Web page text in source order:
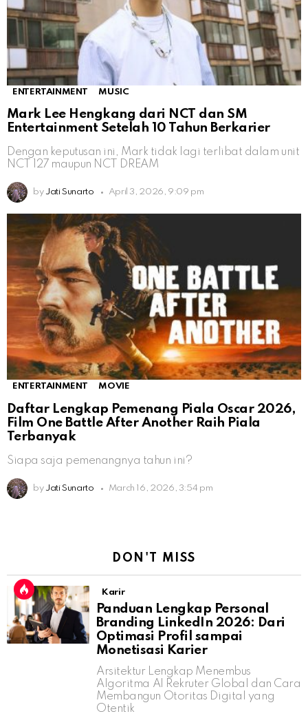
ENTERTAINMENT MUSIC
Mark Lee Hengkang dari NCT dan SM
Entertainment Setelah 10 Tahun Berkarier
Dengan keputusan ini, Mark tidak lagi terlibat dalam unit
NCT 127 maupun NCT DREAM
by Jati Sunarto April 3, 2026, 9:09 pm
ENTERTAINMENT MOVIE
Daftar Lengkap Pemenang Piala Oscar 2026,
Film One Battle After Another Raih Piala
Terbanyak
Siapa saja pemenangnya tahun ini?
by Jati Sunarto March 16, 2026, 3:54 pm
DON'T MISS
Karir
Panduan Lengkap Personal
Branding LinkedIn 2026: Dari
Optimasi Profil sampai
Monetisasi Karier
Arsitektur Lengkap Menembus
Algoritma AI Rekruter Global dan Cara
Membangun Otoritas Digital yang
Otentik